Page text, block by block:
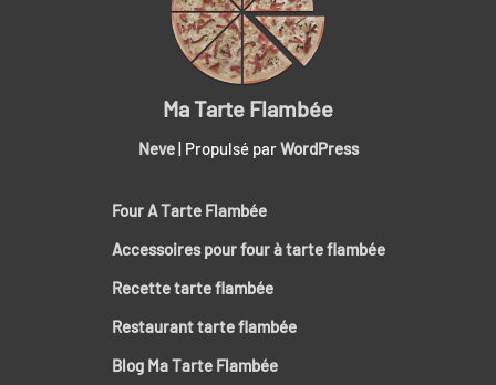
Ma Tarte Flambée
Neve| Propulsé parWordPress
Four A Tarte Flambée
Accessoires pour four à tarte flambée
Recette tarte flambée
Restaurant tarte flambée
Blog Ma Tarte Flambée